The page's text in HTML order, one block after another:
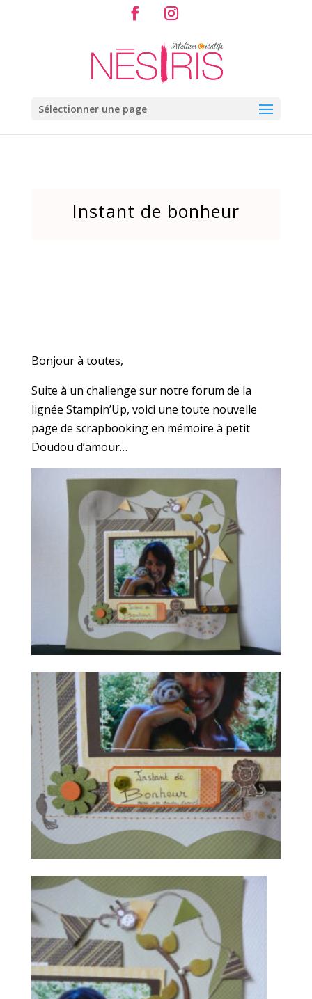
Sélectionner une page
Instant de bonheur
Bonjour à toutes,
Suite à un challenge sur notre forum de la
lignée Stampin’Up, voici une toute nouvelle
page de scrapbooking en mémoire à petit
Doudou d’amour…